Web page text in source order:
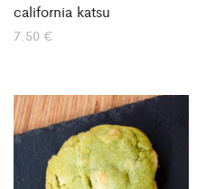
california katsu
7.50 €